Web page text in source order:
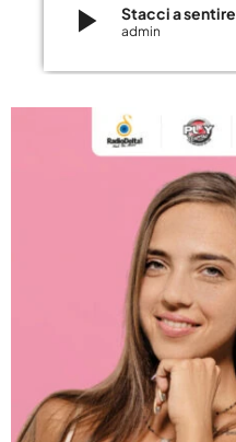
GDPR DIRITTO ALL’OBLIO
ARCHIVI
Maggio 2026
Marzo 2026
Febbraio 2026
play_arrow Stacci a sentire
admin